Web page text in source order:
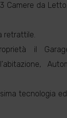
Camere da
retrattile.
il
tecnologia